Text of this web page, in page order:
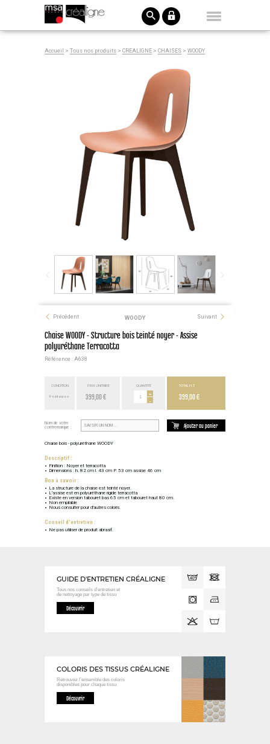
Accueil > Tous nos produits > CREALIGNE > CHAISES > WOODY
Précédent WOODY Suivant
Chaise WOODY - Structure bois teinté noyer - Assise
polyuréthane Terracotta
Référence : A638
CONDITION
Point euros
PRIX UNITAIRE
399,00 €
QUANTITÉ
+
-
TOTAL H.T.
399,00 €
Nom de votre
contremarque :
Ajouter au panier
Chaise bois - polyuréthane WOODY
Descriptif :
Finition : Noyer et terracotta
Dimensions : h. 82 cm l. 43 cm P. 53 cm assise 46 cm
Bon à savoir :
La structure de la chaise est teinté noyer.
L'assise est en polyuréthane rigide terracotta
Existe en version tabouret bas 65 cm et tabouret haut 80 cm.
Non empilable
Nous consulter pour d'autres coloris.
Conseil d'entretien :
Ne pas utiliser de produit abrasif.
GUIDE D'ENTRETIEN CRÉALIGNE
Tous nos conseils d’entretien et
de nettoyage par type de tissu
Découvrir
COLORIS DES TISSUS CRÉALIGNE
Retrouvez l’ensemble des coloris
disponibles pour chaque tissu
Découvrir